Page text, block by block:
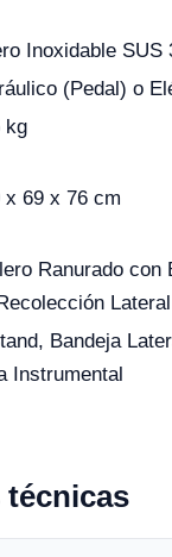
Inoxidable SUS
(Pedal) o
kg
x 69 x 76 cm
Ranurado con
Lateral
Bandeja
Instrumental
técnicas